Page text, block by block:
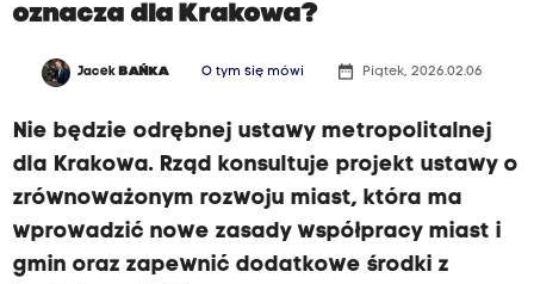
oznacza dla Krakowa?
Jacek BAŃKA O tym się mówi date_range Piątek, 2026.02.06
Nie będzie odrębnej ustawy metropolitalnej
dla Krakowa. Rząd konsultuje projekt ustawy o
zrównoważonym rozwoju miast, która ma
wprowadzić nowe zasady współpracy miast i
gmin oraz zapewnić dodatkowe środki z